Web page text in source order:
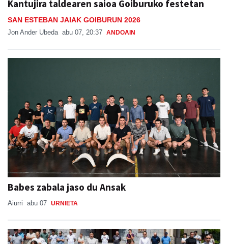
Kantujira taldearen saioa Goiburuko festetan
SAN ESTEBAN JAIAK GOIBURUN 2026
Jon Ander Ubeda abu 07, 20:37 ANDOAIN
Babes zabala jaso du Ansak
Aiurri abu 07 URNIETA